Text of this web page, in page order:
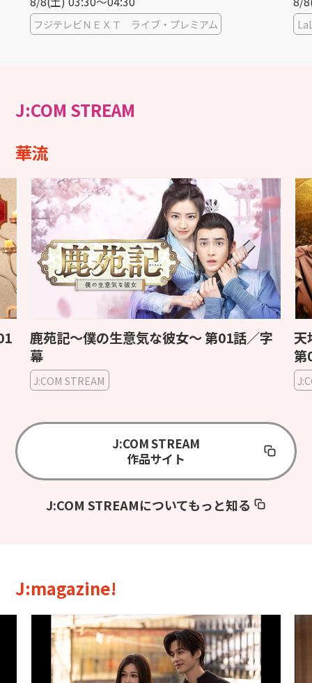
フジテレビＮＥＸＴ ライブ・プレミアム
J:COM STREAM
華流
鹿苑記〜僕の生意気な彼女〜 第01話／字
幕
J:COM STREAM
天
第
J:COM STREAM
作品サイト
J:COM STREAMについてもっと知る
J:magazine!